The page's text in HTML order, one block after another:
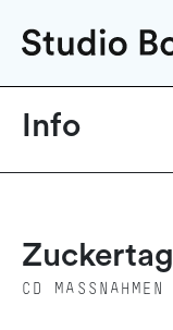
Info
CD MASSNAHMEN